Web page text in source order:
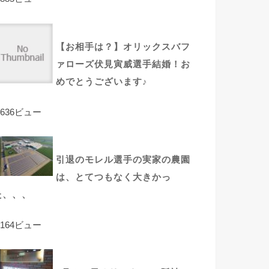
【お相手は？】オリックスバフ
ァローズ伏見寅威選手結婚！お
めでとうございます♪
ビュー
引退のモレル選手の実家の農園
は、とてつもなく大きかっ
、、
ビュー